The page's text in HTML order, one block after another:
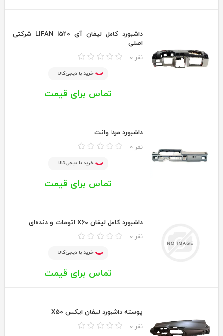
داشبورد کامل لیفان آی LIFAN i520 شرکتی
اصلی
0 نفر
خرید با دیجی‌کالا
تماس برای قیمت
داشبورد مزدا وانت
0 نفر
خرید با دیجی‌کالا
تماس برای قیمت
داشبورد کامل لیفان X60 اتومات و دنده‌ای
0 نفر
خرید با دیجی‌کالا
تماس برای قیمت
پوسته داشبورد لیفان ایکس X50
0 نفر